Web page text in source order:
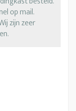
op mail.
zijn zeer